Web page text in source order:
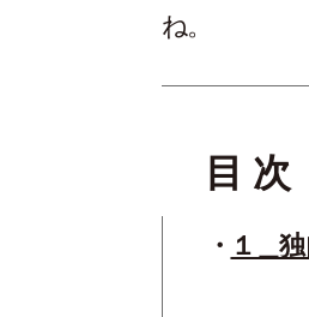
ね。
目 次
１＿